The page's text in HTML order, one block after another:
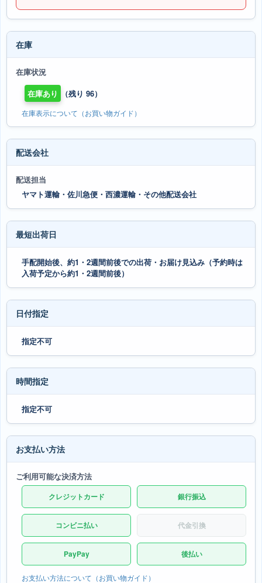
在庫
在庫状況
在庫あり
（残り 96）
在庫表示について（お買い物ガイド）
配送会社
配送担当
ヤマト運輸・佐川急便・西濃運輸・その他配送会社
最短出荷日
手配開始後、約1・2週間前後での出荷・お届け見込み（予約時は
入荷予定から約1・2週間前後）
日付指定
指定不可
時間指定
指定不可
お支払い方法
ご利用可能な決済方法
クレジットカード 銀行振込
コンビニ払い 代金引換
PayPay 後払い
お支払い方法について（お買い物ガイド）